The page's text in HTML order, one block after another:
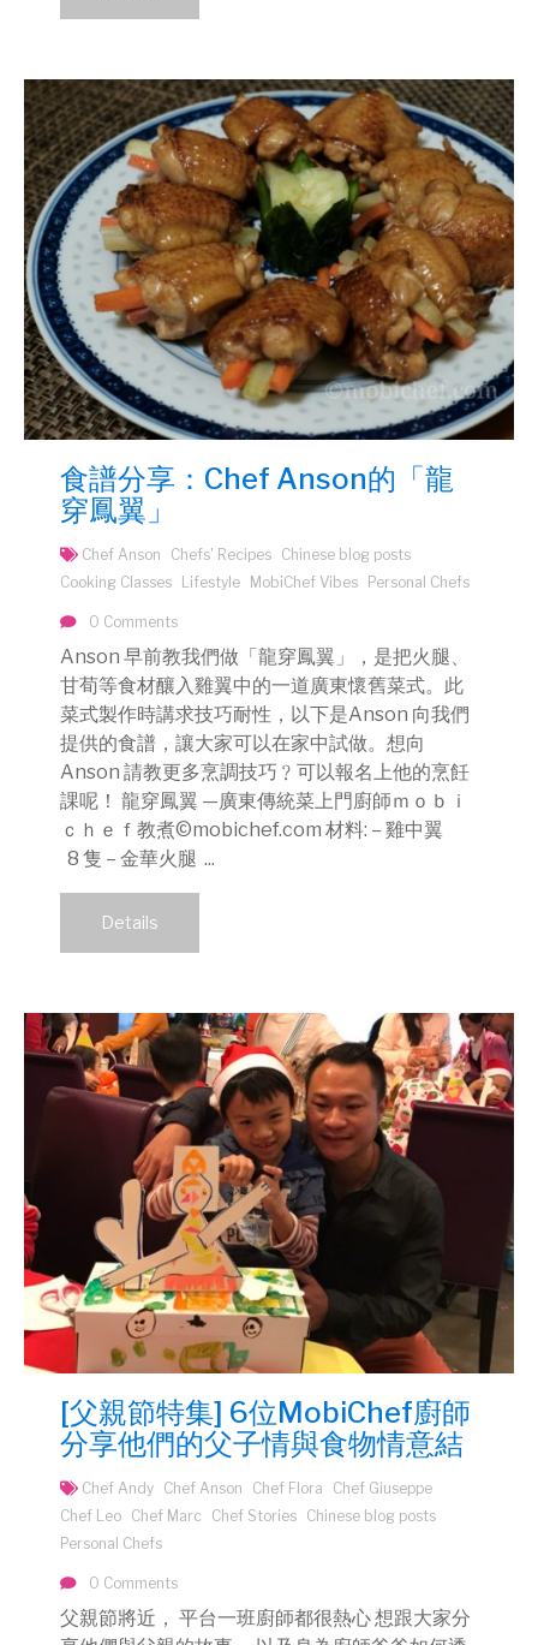
食譜分享：Chef Anson的「龍
穿鳳翼」
Chef Anson Chefs' Recipes Chinese blog posts
Cooking Classes
Lifestyle MobiChef Vibes Personal Chefs
0 Comments
Anson 早前教我們做「龍穿鳳翼」，是把火腿、
甘荀等食材釀入雞翼中的一道廣東懷舊菜式。此
菜式製作時講求技巧耐性，以下是Anson 向我們
提供的食譜，讓大家可以在家中試做。想向
Anson 請教更多烹調技巧﹖可以報名上他的烹飪
課呢！ 龍穿鳳翼 —廣東傳統菜上門廚師ｍｏｂｉ
ｃｈｅｆ教煮©mobichef.com 材料: – 雞中翼
8 隻 – 金華火腿 ...
Details
[父親節特集] 6位MobiChef廚師
分享他們的父子情與食物情意結
Chef Andy Chef Anson Chef Flora
Chef Giuseppe
Chef Leo Chef Marc Chef Stories Chinese blog posts
Personal Chefs
0 Comments
父親節將近， 平台一班廚師都很熱心 想跟大家分